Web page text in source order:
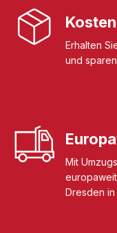
Erhalten
und
Mit
Dresden